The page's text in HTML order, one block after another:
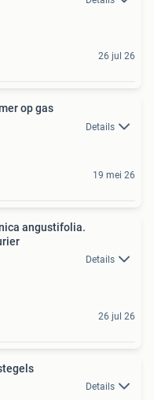
26 jul 26
op gas
Details
19 mei 26
angustifolia.
Details
26 jul 26
Details